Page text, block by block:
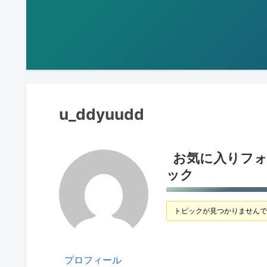
u_ddyuudd
プロフィール
お気に入りフ
ック
トピックが見つかりません